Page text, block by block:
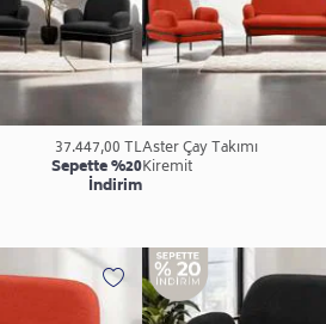
37.447,00 TL
Sepette %20
İndirim
Aster Çay Takımı
Kiremit